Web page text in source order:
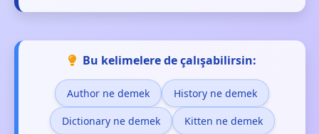
Bu kelimelere de çalışabilirsin:
Author ne demek History ne demek
Dictionary ne demek Kitten ne demek